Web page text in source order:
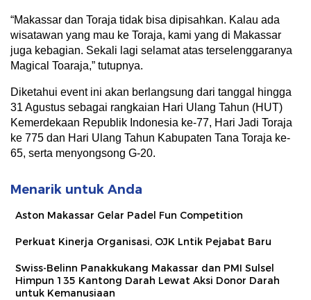
“Makassar dan Toraja tidak bisa dipisahkan. Kalau ada
wisatawan yang mau ke Toraja, kami yang di Makassar
juga kebagian. Sekali lagi selamat atas terselenggaranya
Magical Toaraja,” tutupnya.
Diketahui event ini akan berlangsung dari tanggal hingga
31 Agustus sebagai rangkaian Hari Ulang Tahun (HUT)
Kemerdekaan Republik Indonesia ke-77, Hari Jadi Toraja
ke 775 dan Hari Ulang Tahun Kabupaten Tana Toraja ke-
65, serta menyongsong G-20.
Menarik untuk Anda
Aston Makassar Gelar Padel Fun Competition
Perkuat Kinerja Organisasi, OJK Lntik Pejabat Baru
Swiss-Belinn Panakkukang Makassar dan PMI Sulsel
Himpun 135 Kantong Darah Lewat Aksi Donor Darah
untuk Kemanusiaan